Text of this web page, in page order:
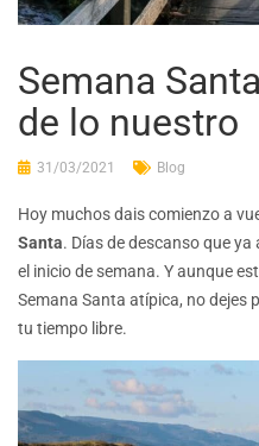
Semana
de lo nuestro
31/03/2021 Blog
Hoy muchos dais comienzo a
Santa. Días de descanso que
el inicio de semana. Y aunque
Semana Santa atípica, no dejes
tu tiempo libre.